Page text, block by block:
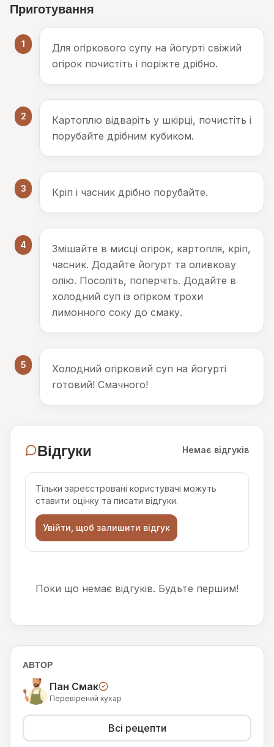
Приготування
1
Для огіркового супу на йогурті свіжий
огірок почистіть і поріжте дрібно.
2
Картоплю відваріть у шкірці, почистіть і
порубайте дрібним кубиком.
3 Кріп і часник дрібно порубайте.
4
Змішайте в мисці огірок, картопля, кріп,
часник. Додайте йогурт та оливкову
олію. Посоліть, поперчіть. Додайте в
холодний суп із огірком трохи
лимонного соку до смаку.
5
Холодний огірковий суп на йогурті
готовий! Смачного!
Відгуки Немає відгуків
Тільки зареєстровані користувачі можуть
ставити оцінку та писати відгуки.
Увійти, щоб залишити відгук
Поки що немає відгуків. Будьте першим!
АВТОР
Пан Смак
Перевірений кухар
Всі рецепти